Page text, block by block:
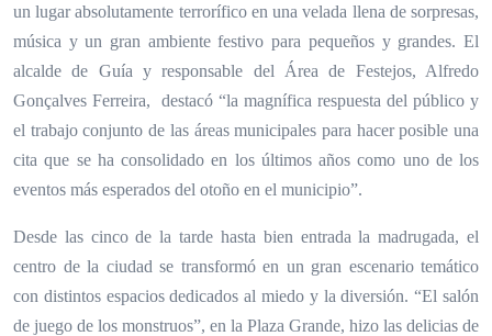
un lugar absolutamente terrorífico en una velada llena de sorpresas,
música y un gran ambiente festivo para pequeños y grandes. El
alcalde de Guía y responsable del Área de Festejos, Alfredo
Gonçalves Ferreira, destacó “la magnífica respuesta del público y
el trabajo conjunto de las áreas municipales para hacer posible una
cita que se ha consolidado en los últimos años como uno de los
eventos más esperados del otoño en el municipio”.
Desde las cinco de la tarde hasta bien entrada la madrugada, el
centro de la ciudad se transformó en un gran escenario temático
con distintos espacios dedicados al miedo y la diversión. “El salón
de juego de los monstruos”, en la Plaza Grande, hizo las delicias de